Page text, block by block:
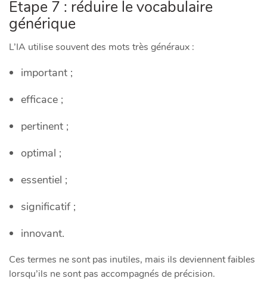
Étape 7 : réduire le vocabulaire
générique
L’IA utilise souvent des mots très généraux :
important ;
efficace ;
pertinent ;
optimal ;
essentiel ;
significatif ;
innovant.
Ces termes ne sont pas inutiles, mais ils deviennent faibles
lorsqu’ils ne sont pas accompagnés de précision.